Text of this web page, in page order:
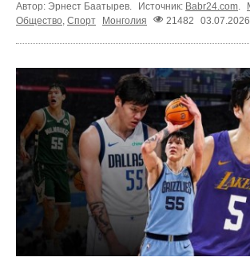
Автор: Эрнест Баатырев. Источник: Babr24.com.
Общество Спорт Монголия 21482 03.07.2026